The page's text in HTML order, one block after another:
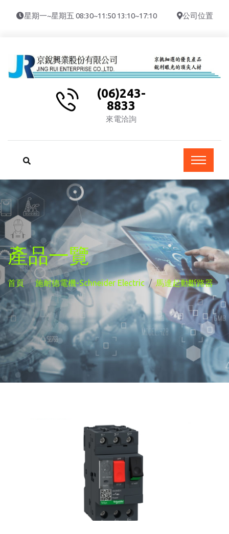
星期一~星期五 08:30~11:50 13:10~17:10 公司位置
(06)243-
8833
來電洽詢
產品一覽
首頁 施耐德電機-Schneider Electric 馬達起動斷路器